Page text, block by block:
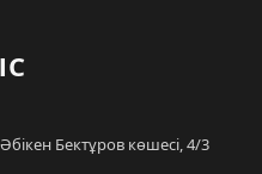
Бектұров көшесі, 4/3